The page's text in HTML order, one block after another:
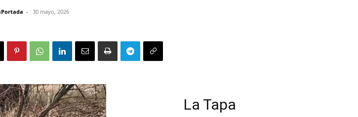
- 30 mayo, 2026
La Tapa